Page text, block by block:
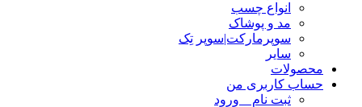
انواع چسب
مد و پوشاک
سوپرمارکت|سوپر تِک
سایر
محصولات
حساب کاربری من
ثبت نام _ ورود